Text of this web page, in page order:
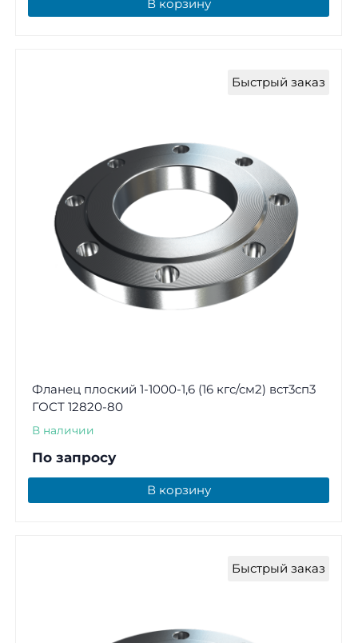
В корзину
Быстрый заказ
Фланец плоский 1-1000-1,6 (16 кгс/см2) вст3сп3
ГОСТ 12820-80
В наличии
По запросу
В корзину
Быстрый заказ